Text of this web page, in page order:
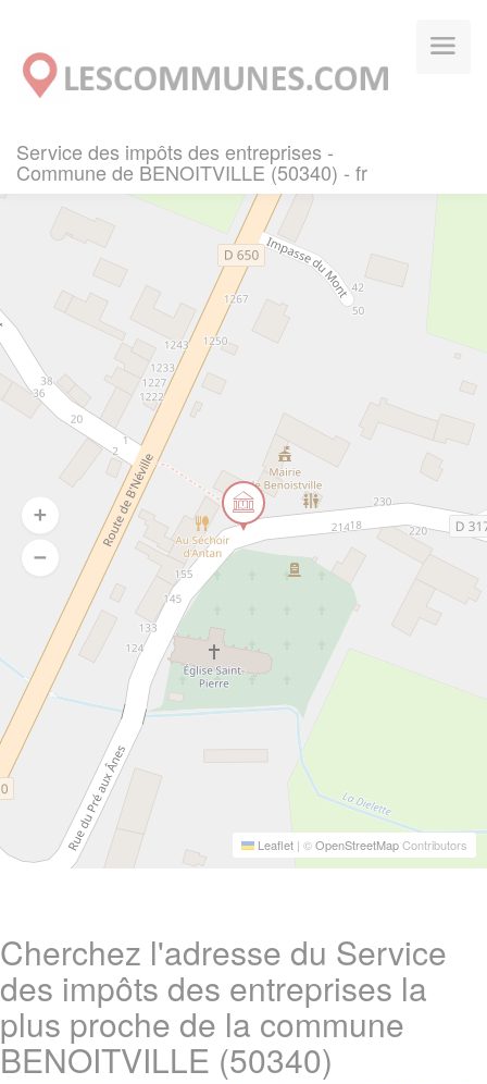
Service des impôts des entreprises -
Commune de BENOITVILLE (50340) - fr
Leaflet | ©OpenStreetMapContributors
Cherchez l'adresse du Service
des impôts des entreprises la
plus proche de la commune
BENOITVILLE (50340)